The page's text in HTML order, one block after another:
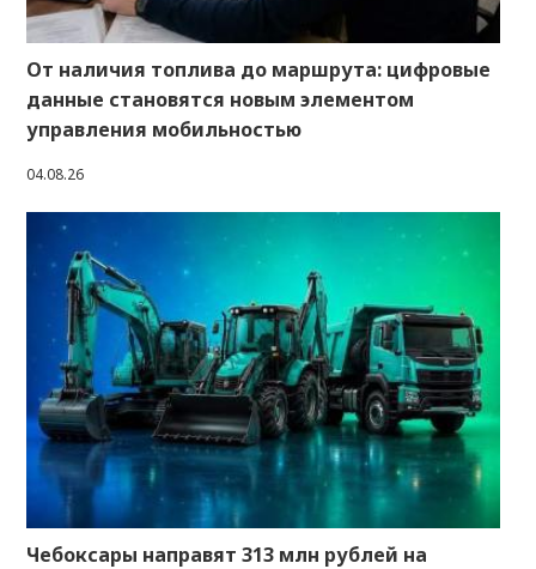
От наличия топлива до маршрута: цифровые
данные становятся новым элементом
управления мобильностью
04.08.26
Чебоксары направят 313 млн рублей на